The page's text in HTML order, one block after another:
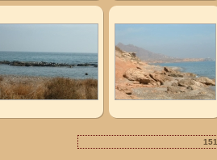
151